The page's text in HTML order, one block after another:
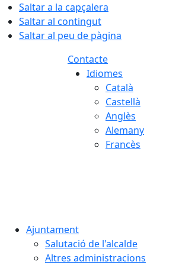
Saltar a la capçalera
Saltar al contingut
Saltar al peu de pàgina
Contacte
Idiomes
Català
Castellà
Anglès
Alemany
Francès
Ajuntament
Salutació de l'alcalde
Altres administracions